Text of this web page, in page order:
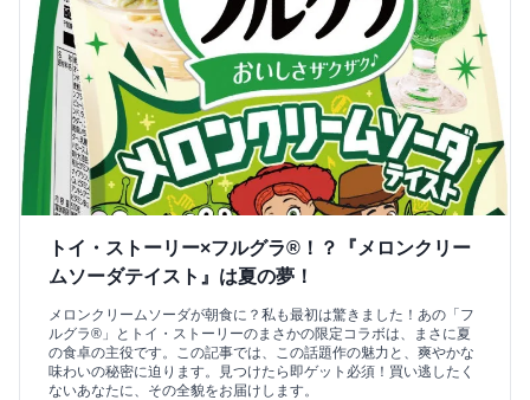
トイ・ストーリー×フルグラ®！？『メロンクリー
ムソーダテイスト』は夏の夢！
メロンクリームソーダが朝食に？私も最初は驚きました！あの「フ
ルグラ®」とトイ・ストーリーのまさかの限定コラボは、まさに夏
の食卓の主役です。この記事では、この話題作の魅力と、爽やかな
味わいの秘密に迫ります。見つけたら即ゲット必須！買い逃したく
ないあなたに、その全貌をお届けします。